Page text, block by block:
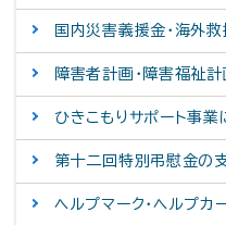
国内災害義援金・海外
障害者計画・障害福祉
ひきこもりサポート事業
第十二回特別弔慰金の
ヘルプマーク・ヘルプカ